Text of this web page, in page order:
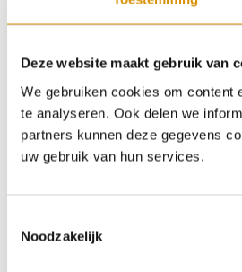
Deze website maakt gebruik van
We gebruiken cookies om content
te analyseren. Ook delen we
partners kunnen deze gegevens
uw gebruik van hun services.
Noodzakelijk